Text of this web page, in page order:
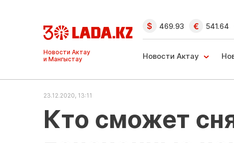
Ақтау және
Манғыстау
жаңалықтары
469.93 541.64
Новости Актау
23.12.2020, 13:11
Кто сможет